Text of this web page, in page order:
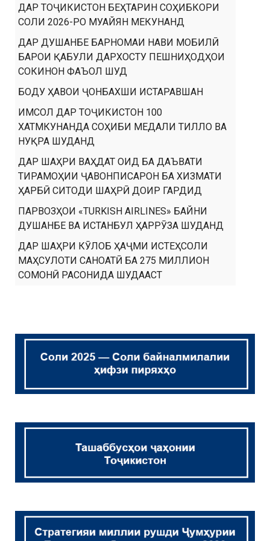
ДАР ТОҶИКИСТОН БЕҲТАРИН СОҲИБКОРИ
СОЛИ 2026-РО МУАЙЯН МЕКУНАНД
ДАР ДУШАНБЕ БАРНОМАИ НАВИ МОБИЛӢ
БАРОИ ҚАБУЛИ ДАРХОСТУ ПЕШНИҲОДҲОИ
СОКИНОН ФАЪОЛ ШУД
БОДУ ҲАВОИ ҶОНБАХШИ ИСТАРАВШАН
ИМСОЛ ДАР ТОҶИКИСТОН 100
ХАТМКУНАНДА СОҲИБИ МЕДАЛИ ТИЛЛО ВА
НУҚРА ШУДАНД
ДАР ШАҲРИ ВАҲДАТ ОИД БА ДАЪВАТИ
ТИРАМОҲИИ ҶАВОНПИСАРОН БА ХИЗМАТИ
ҲАРБӢ СИТОДИ ШАҲРӢ ДОИР ГАРДИД
ПАРВОЗҲОИ «TURKISH AIRLINES» БАЙНИ
ДУШАНБЕ ВА ИСТАНБУЛ ҲАРРӮЗА ШУДАНД
ДАР ШАҲРИ КӮЛОБ ҲАҶМИ ИСТЕҲСОЛИ
МАҲСУЛОТИ САНОАТӢ БА 275 МИЛЛИОН
СОМОНӢ РАСОНИДА ШУДААСТ